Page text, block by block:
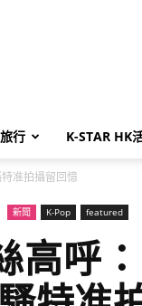
行 K-STAR HK
准拍攝留回憶
新聞 K-Pop featured
高呼